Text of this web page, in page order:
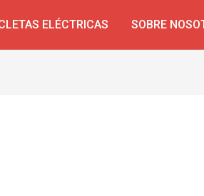
ELÉCTRICAS SOBRE